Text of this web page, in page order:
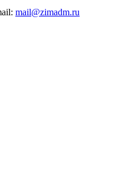
mail@zimadm.ru